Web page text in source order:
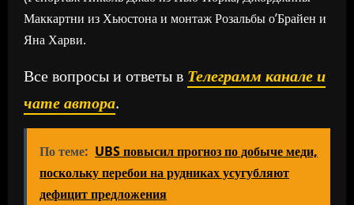
Маккартни из Хьюстона и монтаж Розальбы о’Брайен и
Яна Харви.
Все вопросы и ответы в Телеграмм канале и
чате автора.
По теме: UBS повысил прогноз по добыче меди,
поскольку перебои на рудниках усугубляют
дефицит предложения